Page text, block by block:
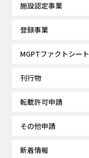
施設認定事業
登録事業
MGPTファクトシート
刊行物
転載許可申請
その他申請
新着情報